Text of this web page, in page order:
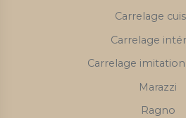
Carrelage
Carrelage
Carrelage
Marazzi
Ragno